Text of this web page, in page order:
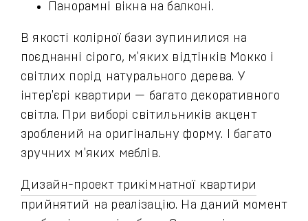
Панорамні вікна на балконі.
В якості колірної бази зупинилися на
поєднанні сірого, м'яких відтінків Мокко і
світлих порід натурального дерева. У
інтер'єрі квартири — багато декоративного
світла. При виборі світильників акцент
зроблений на оригінальну форму. І багато
зручних м'яких меблів.
Дизайн-проект трикімнатної квартири
прийнятий на реалізацію. На даний момент